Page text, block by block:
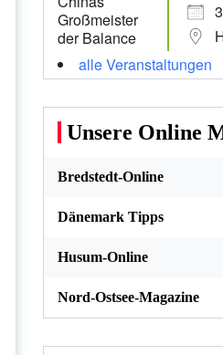
alle Veranstaltungen
Unsere Online
Bredstedt-Online
Dänemark Tipps
Husum-Online
Nord-Ostsee-Magazine